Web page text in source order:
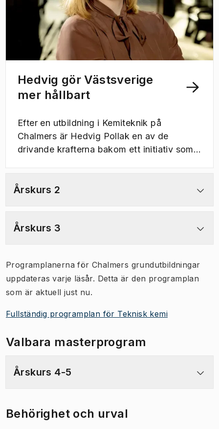
Hedvig gör Västsverige
mer hållbart
Efter en utbildning i Kemiteknik på
Chalmers är Hedvig Pollak en av de
drivande krafterna bakom ett initiativ som
Årskurs 2
Årskurs 3
Programplanerna för Chalmers grundutbildningar
uppdateras varje läsår. Detta är den programplan
som är aktuell just nu.
Fullständig programplan för Teknisk kemi
Valbara masterprogram
Årskurs 4-5
Behörighet och urval